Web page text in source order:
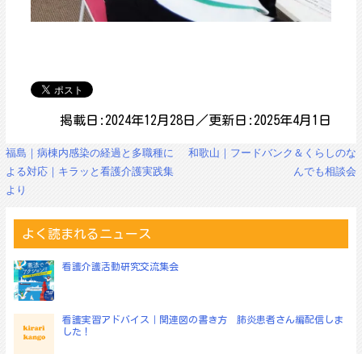
掲載日:2024年12月28日／更新日:2025年4月1日
投
稿
ビ
ョ
ン
福島｜病棟内感染の経過と多職種に
よる対応｜キラッと看護介護実践集
より
和歌山｜フードバンク＆くらしのな
んでも相談会
よく読まれるニュース
看護介護活動研究交流集会
看護実習アドバイス｜関連図の書き方 肺炎患者さん編配信しま
した！